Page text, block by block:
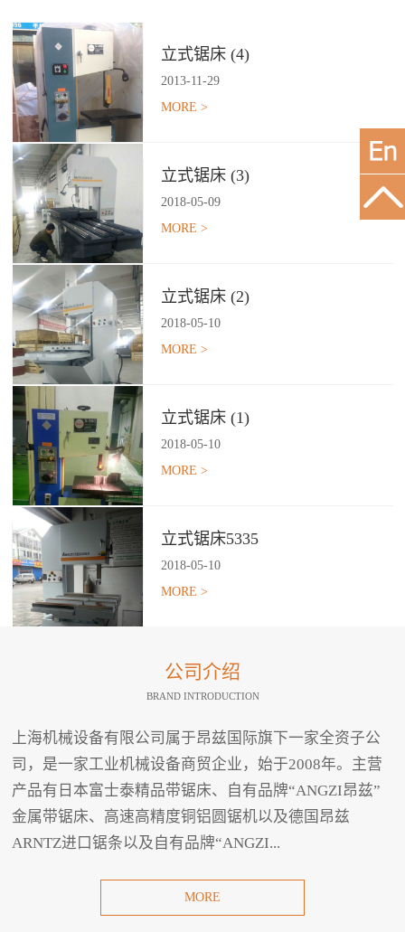
立式锯床 (4)
2013-11 -29
MORE >
立式锯床 (3)
2018-05-09
MORE >
立式锯床 (2)
2018-05-10
MORE >
立式锯床 (1)
2018-05-10
MORE >
立式锯床5335
2018-05-10
MORE >
公司介绍
BRAND INTRODUCTION
上海机械设备有限公司属于昂兹国际旗下一家全资子公
司，是一家工业机械设备商贸企业，始于2008年。主营
产品有日本富士泰精品带锯床、自有品牌“ANGZI昂兹”
金属带锯床、高速高精度铜铝圆锯机以及德国昂兹
ARNTZ进口锯条以及自有品牌“ANGZI...
MORE